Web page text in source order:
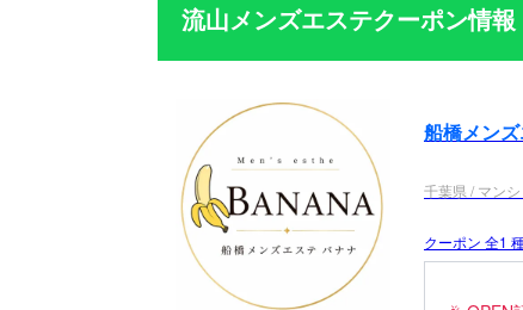
流山メンズエステクーポン情報
船橋メン
千葉県 / マン
クーポン 全1